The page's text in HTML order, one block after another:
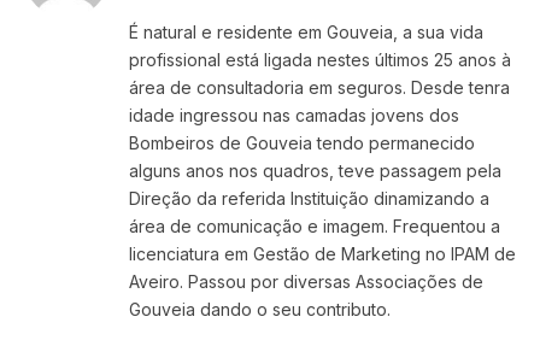
É natural e residente em Gouveia, a sua vida
profissional está ligada nestes últimos 25 anos à
área de consultadoria em seguros. Desde tenra
idade ingressou nas camadas jovens dos
Bombeiros de Gouveia tendo permanecido
alguns anos nos quadros, teve passagem pela
Direção da referida Instituição dinamizando a
área de comunicação e imagem. Frequentou a
licenciatura em Gestão de Marketing no IPAM de
Aveiro. Passou por diversas Associações de
Gouveia dando o seu contributo.